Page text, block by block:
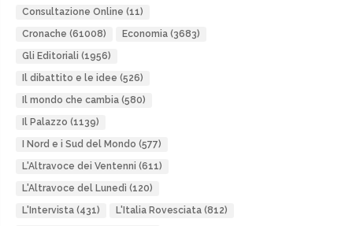
Consultazione Online (11)
Cronache (61008) Economia(3683)
Gli Editoriali (1956)
Il dibattito e le idee (526)
Il mondo che cambia(580)
Il Palazzo (1139)
I Nord e i Sud del Mondo (577)
L'Altravoce dei Ventenni (611)
L'Altravoce del Lunedì (120)
L'Intervista(431) L'Italia Rovesciata(812)